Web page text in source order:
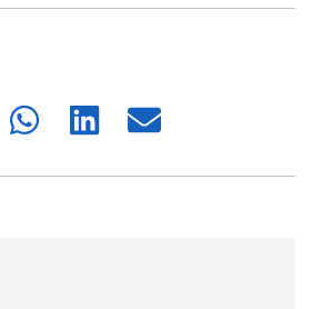
Share
Share
Share